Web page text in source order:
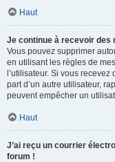
Haut
Je continue à recevoir des
Vous pouvez supprimer
en utilisant les règles de
l’utilisateur. Si vous
part d’un autre utilisateur,
peuvent empêcher un
Haut
J’ai reçu un courrier
forum !